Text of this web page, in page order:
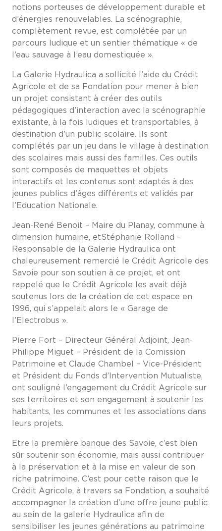
notions porteuses de développement durable et
d’énergies renouvelables. La scénographie,
complètement revue, est complétée par un
parcours ludique et un sentier thématique « de
l’eau sauvage à l’eau domestiquée ».
La Galerie Hydraulica a sollicité l’aide du Crédit
Agricole et de sa Fondation pour mener à bien
un projet consistant à créer des outils
pédagogiques d’interaction avec la scénographie
existante, à la fois ludiques et transportables, à
destination d’un public scolaire. Ils sont
complétés par un jeu dans le village à destination
des scolaires mais aussi des familles. Ces outils
sont composés de maquettes et objets
interactifs et les contenus sont adaptés à des
jeunes publics d’âges différents et validés par
l’Education Nationale.
Jean-René Benoit – Maire du Planay, commune à
dimension humaine, etStéphanie Rolland –
Responsable de la Galerie Hydraulica ont
chaleureusement remercié le Crédit Agricole des
Savoie pour son soutien à ce projet, et ont
rappelé que le Crédit Agricole les avait déjà
soutenus lors de la création de cet espace en
1996, qui s’appelait alors le « Garage de
l’Electrobus ».
Pierre Fort – Directeur Général Adjoint, Jean-
Philippe Miguet – Président de la Comission
Patrimoine et Claude Chambel – Vice-Président
et Président du Fonds d’Intervention Mutualiste,
ont souligné l’engagement du Crédit Agricole sur
ses territoires et son engagement à soutenir les
habitants, les communes et les associations dans
leurs projets.
Etre la première banque des Savoie, c’est bien
sûr soutenir son économie, mais aussi contribuer
à la préservation et à la mise en valeur de son
riche patrimoine. C’est pour cette raison que le
Crédit Agricole, à travers sa Fondation, a souhaité
accompagner la création d’une offre jeune public
au sein de la galerie Hydraulica afin de
sensibiliser les jeunes générations au patrimoine